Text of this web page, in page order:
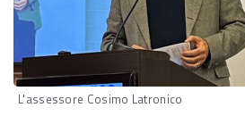
L'assessore Cosimo Latronico